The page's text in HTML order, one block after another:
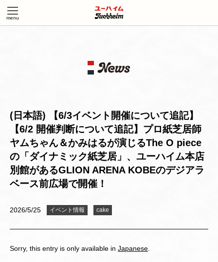
(日本語) 【6/3イベント開催について追記】
【6/2 開催判断について追記】プロ紙芝居師
ヤムちゃん＆かみはるが演じるThe O piece
の「ダイナミック紙芝居」、ユーハイム本店
別館があるGLION ARENA KOBEのデジアラ
ベース前広場で開催！
2026/5/25 イベント情報 cake
Sorry, this entry is only available in Japanese